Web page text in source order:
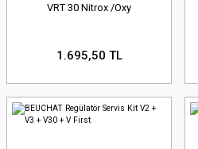
VRT 30 Nitrox /Oxy
1.695,50 TL